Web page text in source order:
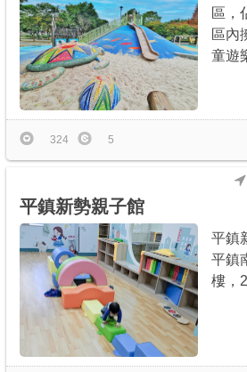
區，
區內
童遊
324 5
平鎮新勢親子館
平鎮
平鎮
樓，